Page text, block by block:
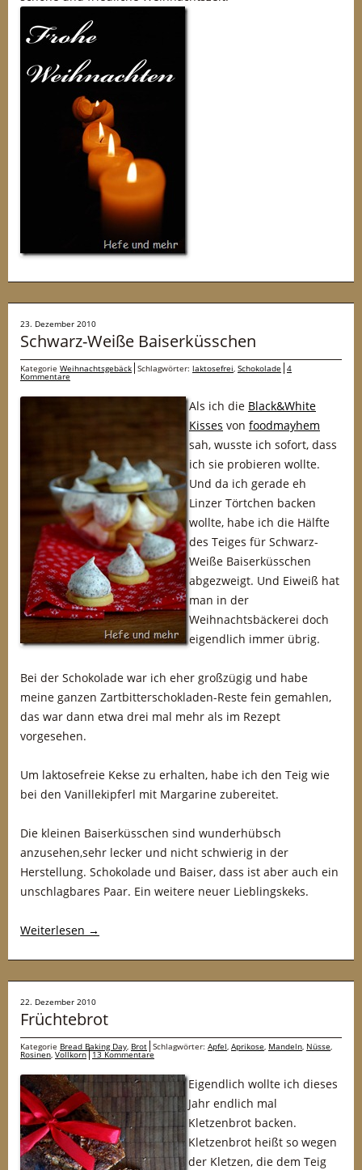
23. Dezember 2010
Schwarz-Weiße Baiserküsschen
Kategorie Weihnachtsgebäck Schlagwörter: laktosefrei, Schokolade 4
Kommentare
Als ich die Black&White
Kisses von foodmayhem
sah, wusste ich sofort, dass
ich sie probieren wollte.
Und da ich gerade eh
Linzer Törtchen backen
wollte, habe ich die Hälfte
des Teiges für Schwarz-
Weiße Baiserküsschen
abgezweigt. Und Eiweiß hat
man in der
Weihnachtsbäckerei doch
eigendlich immer übrig.
Bei der Schokolade war ich eher großzügig und habe
meine ganzen Zartbitterschokladen-Reste fein gemahlen,
das war dann etwa drei mal mehr als im Rezept
vorgesehen.
Um laktosefreie Kekse zu erhalten, habe ich den Teig wie
bei den Vanillekipferl mit Margarine zubereitet.
Die kleinen Baiserküsschen sind wunderhübsch
anzusehen,sehr lecker und nicht schwierig in der
Herstellung. Schokolade und Baiser, dass ist aber auch ein
unschlagbares Paar. Ein weitere neuer Lieblingskeks.
Weiterlesen →
22. Dezember 2010
Früchtebrot
Kategorie Bread Baking Day, Brot Schlagwörter: Apfel, Aprikose, Mandeln, Nüsse,
Rosinen, Vollkorn 13 Kommentare
Eigendlich wollte ich dieses
Jahr endlich mal
Kletzenbrot backen.
Kletzenbrot heißt so wegen
der Kletzen, die dem Teig